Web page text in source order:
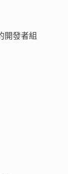
開發者組